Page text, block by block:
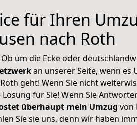
für Ihren
nach Roth
um die Ecke oder
an unserer Seite, wenn es
geht! Wenn Sie nicht
für Sie! Wenn Sie
überhaupt mein Umzug von
Sie sie uns, denn wir haben